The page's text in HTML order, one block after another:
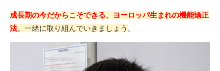
成長期の今だからこそできる、ヨーロッパ生まれの機能矯正
法。一緒に取り組んでいきましょう 。